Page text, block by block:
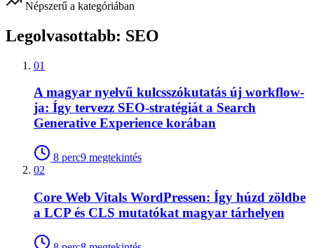
Népszerű a kategóriában
Legolvasottabb: SEO
01
A magyar nyelvű kulcsszókutatás új workflow-
ja: Így tervezz SEO-stratégiát a Search
Generative Experience korában
8 perc9 megtekintés
02
Core Web Vitals WordPressen: Így húzd zöldbe
a LCP és CLS mutatókat magyar tárhelyen